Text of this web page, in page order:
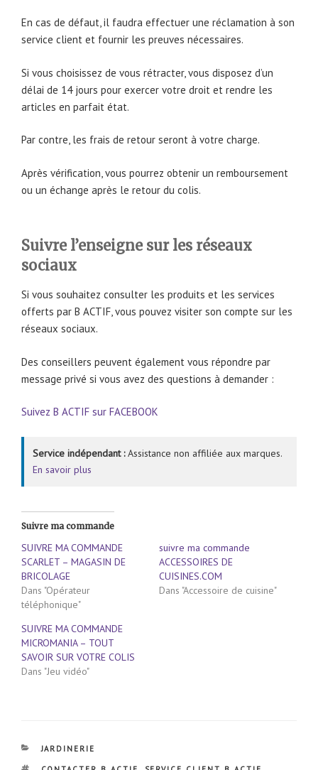
En cas de défaut, il faudra effectuer une réclamation à son
service client et fournir les preuves nécessaires.
Si vous choisissez de vous rétracter, vous disposez d’un
délai de 14 jours pour exercer votre droit et rendre les
articles en parfait état.
Par contre, les frais de retour seront à votre charge.
Après vérification, vous pourrez obtenir un remboursement
ou un échange après le retour du colis.
Suivre l’enseigne sur les réseaux
sociaux
Si vous souhaitez consulter les produits et les services
offerts par B ACTIF, vous pouvez visiter son compte sur les
réseaux sociaux.
Des conseillers peuvent également vous répondre par
message privé si vous avez des questions à demander :
Suivez B ACTIF sur FACEBOOK
Service indépendant :Assistance non affiliée aux marques.
En savoir plus
Suivre ma commande
SUIVRE MA COMMANDE
SCARLET – MAGASIN DE
BRICOLAGE
Dans "Opérateur
téléphonique"
suivre ma commande
ACCESSOIRES DE
CUISINES.COM
Dans "Accessoire de cuisine"
SUIVRE MA COMMANDE
MICROMANIA – TOUT
SAVOIR SUR VOTRE COLIS
Dans "Jeu vidéo"
CATÉGORIES
JARDINERIE